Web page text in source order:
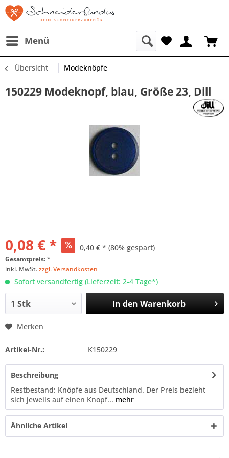
Menü
Übersicht Modeknöpfe
150229 Modeknopf, blau, Größe 23, Dill
0,08 € * 0,40 € * (80% gespart)
Gesamtpreis:*
inkl. MwSt.zzgl. Versandkosten
Sofort versandfertig (Lieferzeit: 2-4 Tage*)
In den Warenkorb
Merken
Artikel-Nr.: K150229
Beschreibung
Restbestand: Knöpfe aus Deutschland. Der Preis bezieht
sich jeweils auf einen Knopf... mehr
Ähnliche Artikel